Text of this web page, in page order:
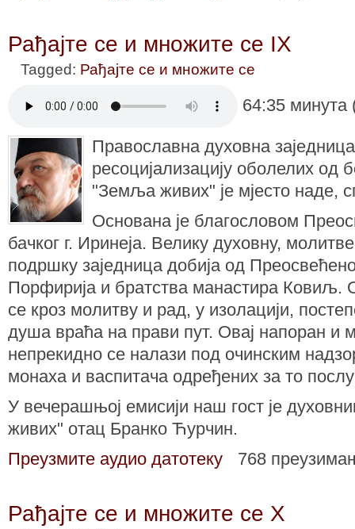
Рађајте се и множите се IX
Tagged: Рађајте се и множите се
64:35
Православна духовна
ресоцијализацију оболелих од
"Земља живих" је мјесто наде,
Основана је благословом
бачког г. Иринеја. Велику духовну,
подршку заједница добија од
Порфирија и братства манастира Ковиљ.
се кроз молитву и рад, у изолацији,
душа враћа на прави пут. Овај напоран и
непрекидно се налази под очинским
монаха и васпитача одређених за то
У вечерашњој емисији наш гост је
живих" отац Бранко Ћурчин.
Преузмите аудио датотеку
768
Рађајте се и множите се X